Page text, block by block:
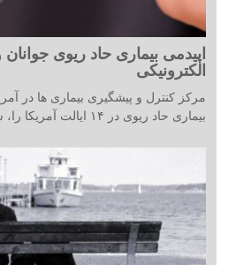
اپیدمی بیماری حاد ریوی
الکترونیکی
مرکز کنترل و پیشگیری بیماری ها در
بیماری حاد ریوی در ۱۴ ایالت آمریکا را، سیگارهای ...